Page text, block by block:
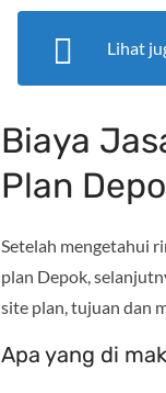
Lihat
Biaya
Plan
Setelah mengetahui
plan Depok,
site plan, tujuan dan
Apa yang di